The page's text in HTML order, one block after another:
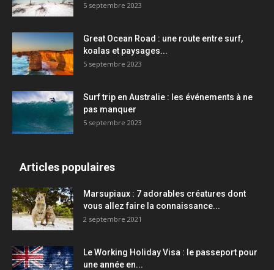
5 septembre 2023
Great Ocean Road : une route entre surf,
koalas et paysages...
5 septembre 2023
Surf trip en Australie : les événements à ne
pas manquer
5 septembre 2023
Articles populaires
Marsupiaux : 7 adorables créatures dont
vous allez faire la connaissance...
2 septembre 2021
Le Working Holiday Visa : le passeport pour
une année en...